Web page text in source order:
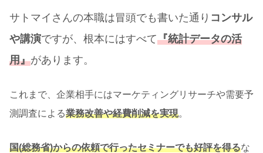
サトマイさんの本職は冒頭でも書いた通り コンサル
や講演ですが、根本にはすべて『統計データの活
用』があります。
これまで、企業相手にはマーケティングリサーチや需要予
測調査による業務改善や経費削減を実現。
国(総務省)からの依頼で行ったセミナーでも好評を得るな